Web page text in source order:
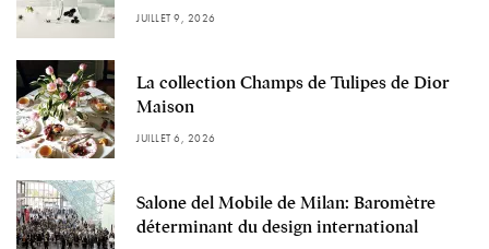
JUILLET 9, 2026
La collection Champs de Tulipes de Dior
Maison
JUILLET 6, 2026
Salone del Mobile de Milan: Baromètre
déterminant du design international